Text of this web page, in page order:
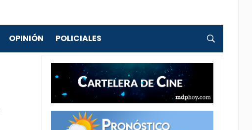
OPINIÓN POLICIALES